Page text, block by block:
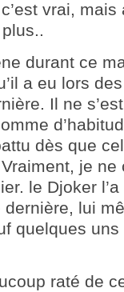
vrai,
durant ce
a eu lors
Il ne
dès que
je
le Djoker
dernière, lui
quelques uns
raté de